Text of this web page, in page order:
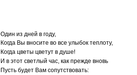
Один из дней в году,
Когда Вы вносите во все улыбок теплоту,
Когда цветы цветут в душе!
И в этот светлый час, как прежде вновь
Пусть будет Вам сопутствовать: